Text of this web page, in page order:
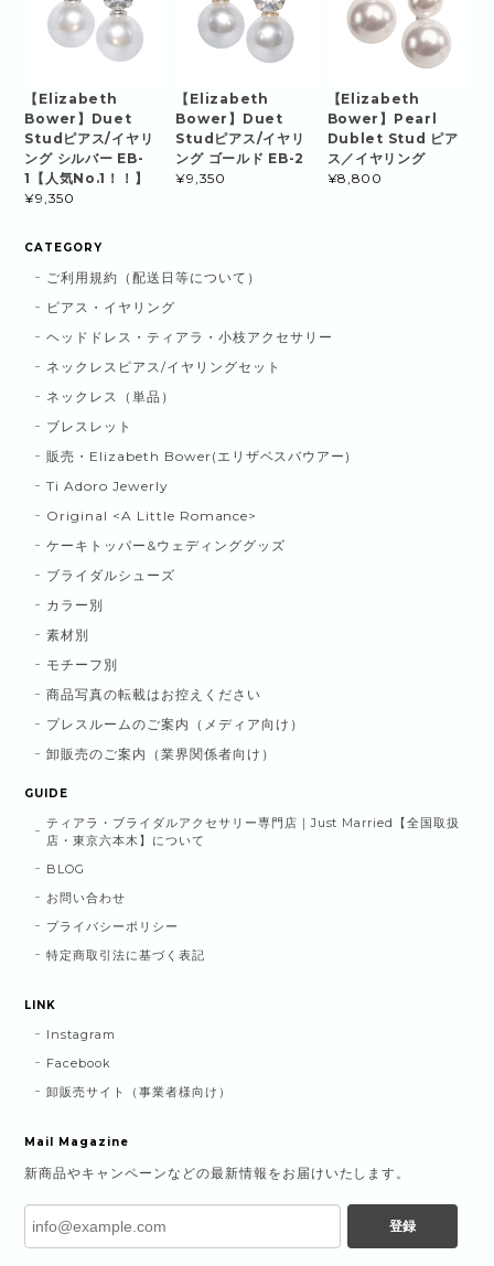
【Elizabeth
Bower】Duet
Studピアス/イヤリ
ング シルバー EB-
1【人気No.1！！】
¥9,350
【Elizabeth
Bower】Duet
Studピアス/イヤリ
ング ゴールド EB-2
¥9,350
【Elizabeth
Bower】Pearl
Dublet Stud ピア
ス／イヤリング
¥8,800
CATEGORY
ご利用規約（配送日等について）
ピアス・イヤリング
ヘッドドレス・ティアラ・小枝アクセサリー
ネックレスピアス/イヤリングセット
ネックレス（単品）
ブレスレット
販売・Elizabeth Bower(エリザベスバウアー)
Ti Adoro Jewerly
Original <A Little Romance>
ケーキトッパー&ウェディンググッズ
ブライダルシューズ
カラー別
素材別
モチーフ別
商品写真の転載はお控えください
プレスルームのご案内（メディア向け）
卸販売のご案内（業界関係者向け）
GUIDE
ティアラ・ブライダルアクセサリー専門店｜Just Married【全国取扱
店・東京六本木】について
BLOG
お問い合わせ
プライバシーポリシー
特定商取引法に基づく表記
LINK
Instagram
Facebook
卸販売サイト（事業者様向け）
Mail Magazine
新商品やキャンペーンなどの最新情報をお届けいたします。
登録